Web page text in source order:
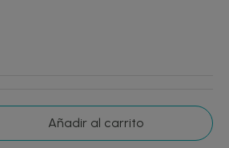
Añadir al carrito